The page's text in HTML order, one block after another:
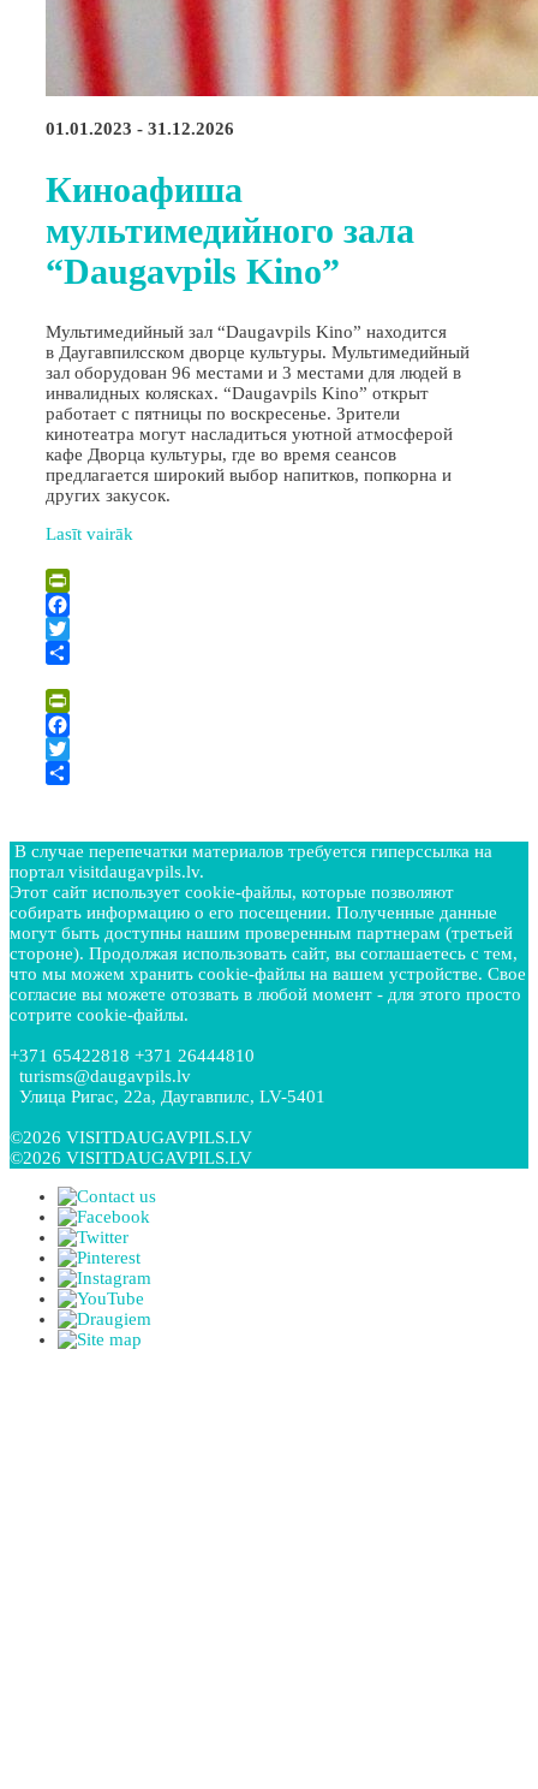
01.01.2023 - 31.12.2026
Киноафиша
мультимедийного зала
“Daugavpils Kino”
Мультимедийный зал “Daugavpils Kino” находится
в Даугавпилсском дворце культуры. Мультимедийный
зал оборудован 96 местами и 3 местами для людей в
инвалидных колясках. “Daugavpils Kino” открыт
работает с пятницы по воскресенье. Зрители
кинотеатра могут насладиться уютной атмосферой
кафе Дворца культуры, где во время сеансов
предлагается широкий выбор напитков, попкорна и
других закусок.
Lasīt vairāk
PrintFriendly
Facebook
Twitter
PrintFriendly
Facebook
Twitter
В случае перепечатки материалов требуется гиперссылка на
портал visitdaugavpils.lv.
Этот сайт использует cookie-файлы, которые позволяют
собирать информацию о его посещении. Полученные данные
могут быть доступны нашим проверенным партнерам (третьей
стороне). Продолжая использовать сайт, вы соглашаетесь с тем,
что мы можем хранить cookie-файлы на вашем устройстве. Свое
согласие вы можете отозвать в любой момент - для этого просто
сотрите cookie-файлы.
+371 65422818 +371 26444810
turisms@daugavpils.lv
Улица Ригас, 22a, Даугавпилс, LV-5401
©2026 VISITDAUGAVPILS.LV
©2026 VISITDAUGAVPILS.LV